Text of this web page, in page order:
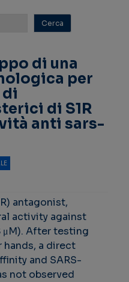
di una
per
di S1R
anti sars-
antagonist,
activity against
μM). After testing
hands, a direct
and SARS-
not observed